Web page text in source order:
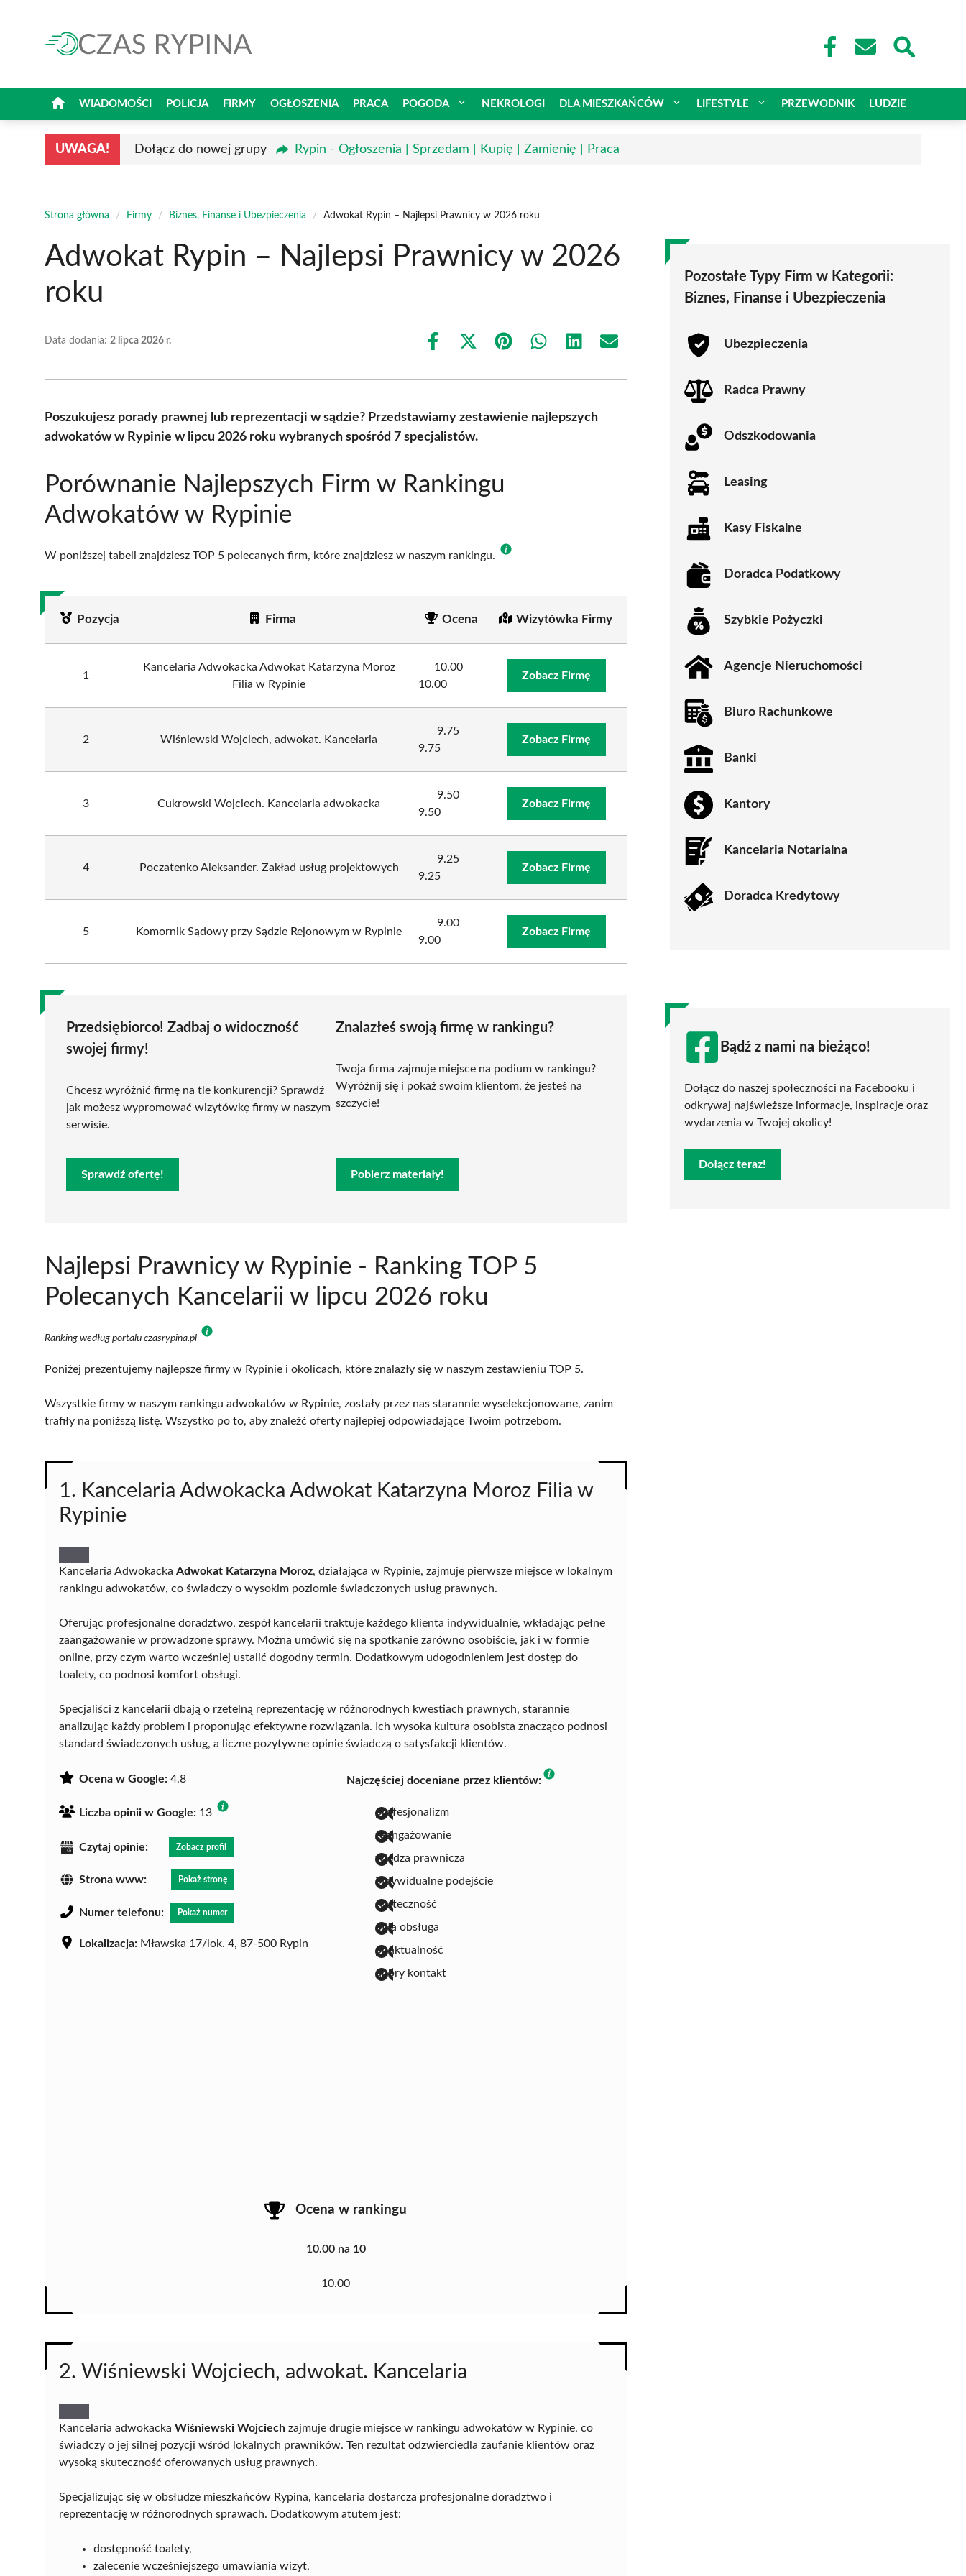
WIADOMOŚCI POLICJA FIRMY OGŁOSZENIA PRACA POGODA NEKROLOGI DLA MIESZKAŃCÓW LIFESTYLE PRZEWODNIK LUDZIE
UWAGA! Dołącz do nowej grupy Rypin - Ogłoszenia | Sprzedam | Kupię | Zamienię | Praca
Strona główna / Firmy / Biznes, Finanse i Ubezpieczenia / Adwokat Rypin – Najlepsi Prawnicy w 2026 roku
Adwokat Rypin – Najlepsi Prawnicy w 2026
roku
Data dodania: 2 lipca 2026 r.
Share
Share
(Twitter)
Share Share Share Share
Poszukujesz porady prawnej lub reprezentacji w sądzie? Przedstawiamy zestawienie najlepszych
adwokatów w Rypinie w lipcu 2026 roku wybranych spośród 7 specjalistów.
Porównanie Najlepszych Firm w Rankingu
Adwokatów w Rypinie
W poniższej tabeli znajdziesz TOP 5 polecanych firm, które znajdziesz w naszym rankingu.
Pozycja Firma Ocena Wizytówka Firmy
1
Kancelaria Adwokacka Adwokat Katarzyna Moroz
Filia w Rypinie
10.00
10.00
Zobacz Firmę
2 Wiśniewski Wojciech, adwokat. Kancelaria
9.75
9.75
Zobacz Firmę
3 Cukrowski Wojciech. Kancelaria adwokacka
9.50
9.50
Zobacz Firmę
4 Poczatenko Aleksander. Zakład usług projektowych
9.25
9.25
Zobacz Firmę
5 Komornik Sądowy przy Sądzie Rejonowym w Rypinie
9.00
9.00
Zobacz Firmę
Przedsiębiorco! Zadbaj o widoczność
swojej firmy!
Chcesz wyróżnić firmę na tle konkurencji? Sprawdź
jak możesz wypromować wizytówkę firmy w naszym
serwisie.
Sprawdź ofertę!
Znalazłeś swoją firmę w rankingu?
Twoja firma zajmuje miejsce na podium w rankingu?
Wyróżnij się i pokaż swoim klientom, że jesteś na
szczycie!
Pobierz materiały!
Najlepsi Prawnicy w Rypinie - Ranking TOP 5
Polecanych Kancelarii w lipcu 2026 roku
Ranking według portalu czasrypina.pl
Poniżej prezentujemy najlepsze firmy w Rypinie i okolicach, które znalazły się w naszym zestawieniu TOP 5.
Wszystkie firmy w naszym rankingu adwokatów w Rypinie, zostały przez nas starannie wyselekcjonowane, zanim
trafiły na poniższą listę. Wszystko po to, aby znaleźć oferty najlepiej odpowiadające Twoim potrzebom.
1. Kancelaria Adwokacka Adwokat Katarzyna Moroz Filia w
Rypinie
Kancelaria Adwokacka Adwokat Katarzyna Moroz, działająca w Rypinie, zajmuje pierwsze miejsce w lokalnym
rankingu adwokatów, co świadczy o wysokim poziomie świadczonych usług prawnych.
Oferując profesjonalne doradztwo, zespół kancelarii traktuje każdego klienta indywidualnie, wkładając pełne
zaangażowanie w prowadzone sprawy. Można umówić się na spotkanie zarówno osobiście, jak i w formie
online, przy czym warto wcześniej ustalić dogodny termin. Dodatkowym udogodnieniem jest dostęp do
toalety, co podnosi komfort obsługi.
Specjaliści z kancelarii dbają o rzetelną reprezentację w różnorodnych kwestiach prawnych, starannie
analizując każdy problem i proponując efektywne rozwiązania. Ich wysoka kultura osobista znacząco podnosi
standard świadczonych usług, a liczne pozytywne opinie świadczą o satysfakcji klientów.
Ocena w Google: 4.8
Liczba opinii w Google: 13
Czytaj opinie: Zobacz profil
Strona www: Pokaż stronę
Numer telefonu: Pokaż numer
Lokalizacja: Mławska 17/lok. 4, 87-500 Rypin
Najczęściej doceniane przez klientów:
profesjonalizm
zaangażowanie
wiedza prawnicza
indywidualne podejście
skuteczność
miła obsługa
punktualność
dobry kontakt
Ocena w rankingu
10.00 na 10
10.00
2. Wiśniewski Wojciech, adwokat. Kancelaria
Kancelaria adwokacka Wiśniewski Wojciech zajmuje drugie miejsce w rankingu adwokatów w Rypinie, co
świadczy o jej silnej pozycji wśród lokalnych prawników. Ten rezultat odzwierciedla zaufanie klientów oraz
wysoką skuteczność oferowanych usług prawnych.
Specjalizując się w obsłudze mieszkańców Rypina, kancelaria dostarcza profesjonalne doradztwo i
reprezentację w różnorodnych sprawach. Dodatkowym atutem jest:
dostępność toalety,
zalecenie wcześniejszego umawiania wizyt,
Pozostałe Typy Firm w Kategorii:
Biznes, Finanse i Ubezpieczenia
Ubezpieczenia
Radca Prawny
Odszkodowania
Leasing
Kasy Fiskalne
Doradca Podatkowy
Szybkie Pożyczki
Agencje Nieruchomości
Biuro Rachunkowe
Banki
Kantory
Kancelaria Notarialna
Doradca Kredytowy
Bądź z nami na bieżąco!
Dołącz do naszej społeczności na Facebooku i
odkrywaj najświeższe informacje, inspiracje oraz
wydarzenia w Twojej okolicy!
Dołącz teraz!